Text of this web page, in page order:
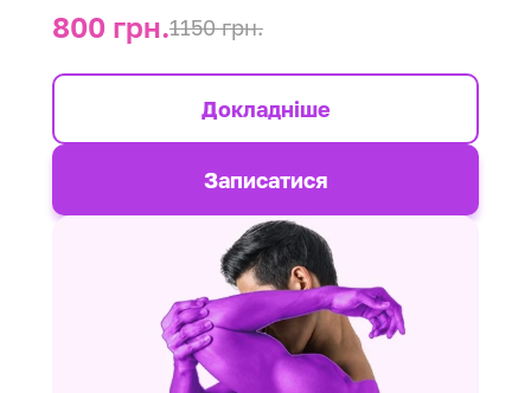
800 грн.1150 грн.
Докладніше
Записатися